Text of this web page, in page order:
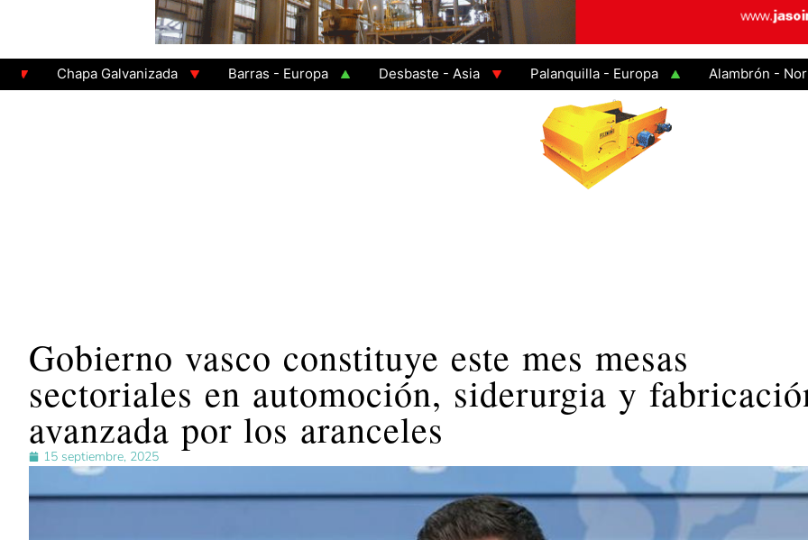
Chapa Galvanizada Barras - Europa Desbaste - Asia Palanquilla - Europa
Alambrón - Norte
Gobierno vasco constituye este mes mesas
sectoriales en automoción, siderurgia y
avanzada por los aranceles
15 septiembre, 2025